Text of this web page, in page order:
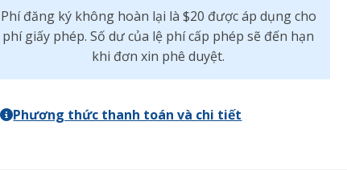
Phí đăng ký không hoàn lại là $20 được áp dụng cho
phí giấy phép. Số dư của lệ phí cấp phép sẽ đến hạn
khi đơn xin phê duyệt.
Phương thức thanh toán và chi tiết